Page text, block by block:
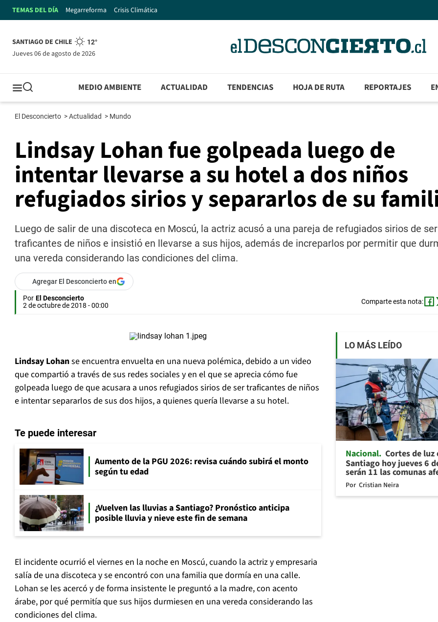
TEMAS DEL DÍA Megarreforma Crisis Climática
SANTIAGO DE CHILE 12°
jueves 06 de agosto de 2026
MEDIO AMBIENTE ACTUALIDAD TENDENCIAS HOJA DE RUTA REPORTAJES
El Desconcierto >Actualidad > Mundo
Lindsay Lohan fue golpeada luego de
intentar llevarse a su hotel a dos niños
refugiados sirios y separarlos de su
Luego de salir de una discoteca en Moscú, la actriz acusó a una pareja de refugiados sirios de ser
traficantes de niños e insistió en llevarse a sus hijos, además de increparlos por permitir que
una vereda considerando las condiciones del clima.
Agregar El Desconcierto en
Por El Desconcierto
2 de octubre de 2018 - 00:00
Comparte esta nota:
Lindsay Lohanse encuentra envuelta en una nueva polémica, debido a un video
que compartió a través de sus redes sociales y en el que se aprecia cómo fue
golpeada luego de que acusara a unos refugiados sirios de ser traficantes de niños
e intentar separarlos de sus dos hijos, a quienes quería llevarse a su hotel.
Te puede interesar
Aumento de la PGU 2026: revisa cuándo subirá el monto
según tu edad
¿Vuelven las lluvias a Santiago? Pronóstico anticipa
posible lluvia y nieve este fin de semana
El incidente ocurrió el viernes en la noche en Moscú, cuando la actriz y empresaria
salía de una discoteca y se encontró con una familia que dormía en una calle.
Lohan se les acercó y de forma insistente le preguntó a la madre, con acento
árabe, por qué permitía que sus hijos durmiesen en una vereda considerando las
condiciones del clima.
LO MÁS LEÍDO
Nacional Cortes de luz
Santiago hoy jueves 6
serán 11 las comunas
Por Cristian Neira